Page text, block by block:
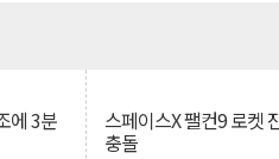
에 3분 스페이스X 팰컨9 로켓
충돌